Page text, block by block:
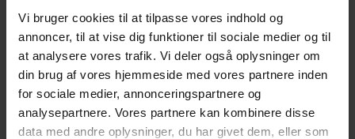
Vi bruger cookies til at tilpasse vores indhold og
annoncer, til at vise dig funktioner til sociale medier og til
at analysere vores trafik. Vi deler også oplysninger om
din brug af vores hjemmeside med vores partnere inden
for sociale medier, annonceringspartnere og
analysepartnere. Vores partnere kan kombinere disse
data med andre oplysninger, du har givet dem, eller som